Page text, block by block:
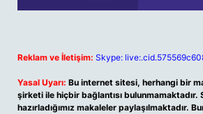
Reklam ve İletişim: Skype:
Yasal Uyarı: Bu internet sitesi, herhangi bir
şirketi ile hiçbir bağlantısı bulunmamaktadır.
hazırladığımız makaleler paylaşılmaktadır.